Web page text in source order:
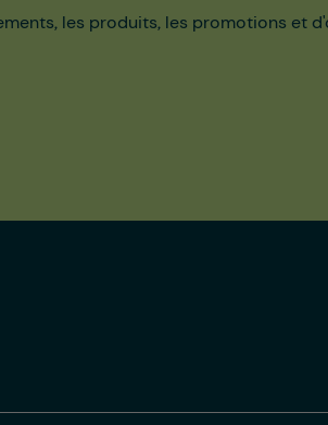
les produits, les promotions et